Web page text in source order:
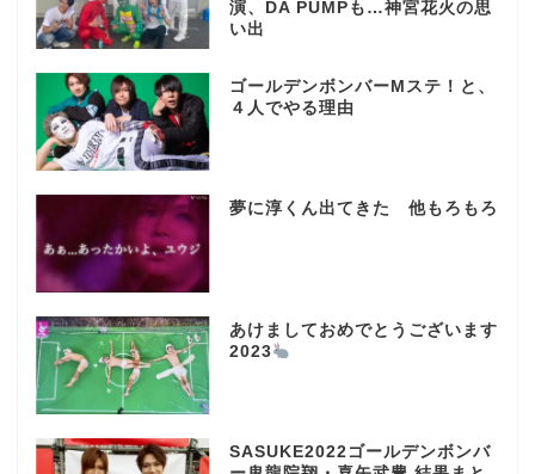
演、DA PUMPも…神宮花火の思
い出
ゴールデンボンバーMステ！と、
４人でやる理由
夢に淳くん出てきた 他もろもろ
あけましておめでとうございます
2023
SASUKE2022ゴールデンボンバ